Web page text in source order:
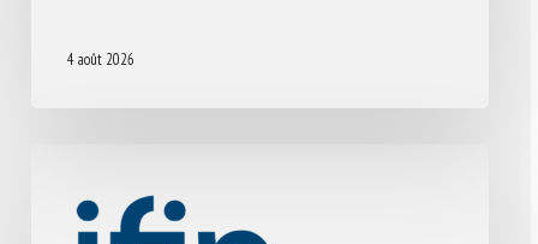
4 août 2026